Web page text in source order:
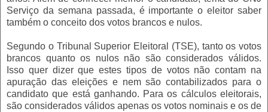
Serviço da semana passada, é importante o eleitor saber
também o conceito dos votos brancos e nulos.
Segundo o Tribunal Superior Eleitoral (TSE), tanto os votos
brancos quanto os nulos não são considerados válidos.
Isso quer dizer que estes tipos de votos não contam na
apuração das eleições e nem são contabilizados para o
candidato que está ganhando. Para os cálculos eleitorais,
são considerados válidos apenas os votos nominais e os de